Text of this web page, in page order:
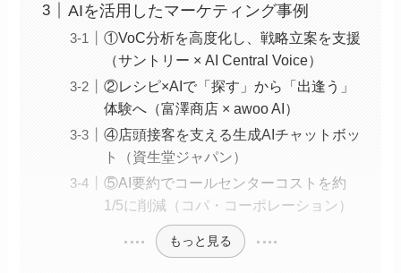
AIを活用したマーケティング事例
①VoC分析を高度化し、戦略立案を支援
（サントリー × AI Central Voice）
②レシピ×AIで「探す」から「出逢う」
体験へ（富澤商店 × awoo AI）
④店頭接客を支える生成AIチャットボッ
ト（資生堂ジャパン）
⑤AI要約でコールセンターコストを約
1/5に削減（コパ・コーポレーション）
もっと見る